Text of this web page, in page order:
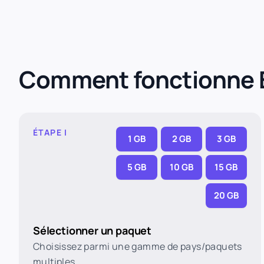
Comment fonctionne
ÉTAPE I
1 GB 2 GB 3 GB
5 GB 10 GB 15 GB
20 GB
Sélectionner un paquet
Choisissez parmi une gamme de pays/paquets